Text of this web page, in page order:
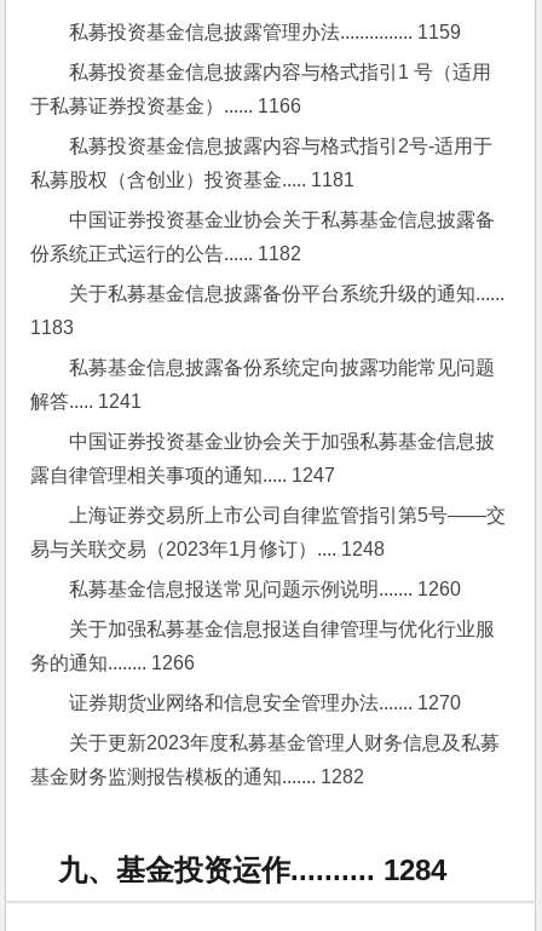
私募投资基金信息披露管理办法............... 1159
私募投资基金信息披露内容与格式指引1 号（适用
于私募证券投资基金）...... 1166
私募投资基金信息披露内容与格式指引2号-适用于
私募股权（含创业）投资基金..... 1181
中国证券投资基金业协会关于私募基金信息披露备
份系统正式运行的公告...... 1182
关于私募基金信息披露备份平台系统升级的通知......
1183
私募基金信息披露备份系统定向披露功能常见问题
解答..... 1241
中国证券投资基金业协会关于加强私募基金信息披
露自律管理相关事项的通知..... 1247
上海证券交易所上市公司自律监管指引第5号——交
易与关联交易（2023年1月修订）.... 1248
私募基金信息报送常见问题示例说明....... 1260
关于加强私募基金信息报送自律管理与优化行业服
务的通知........ 1266
证券期货业网络和信息安全管理办法....... 1270
关于更新2023年度私募基金管理人财务信息及私募
基金财务监测报告模板的通知....... 1282
九、基金投资运作.......... 1284